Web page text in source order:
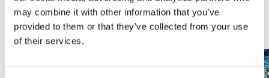
may combine it with other information that you’ve
provided to them or that they’ve collected from your use
of their services.
ÚLTIMAS PUBLICACIONES